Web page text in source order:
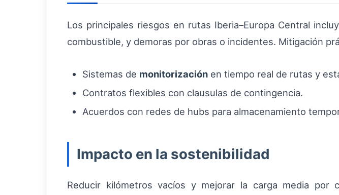
Los principales riesgos en rutas Iberia–Europa Central
combustible, y demoras por obras o incidentes. Mitigación
Sistemas de monitorización en tiempo real de rutas y
Contratos flexibles con clausulas de contingencia.
Acuerdos con redes de hubs para almacenamiento
Impacto en la sostenibilidad
Reducir kilómetros vacíos y mejorar la carga media